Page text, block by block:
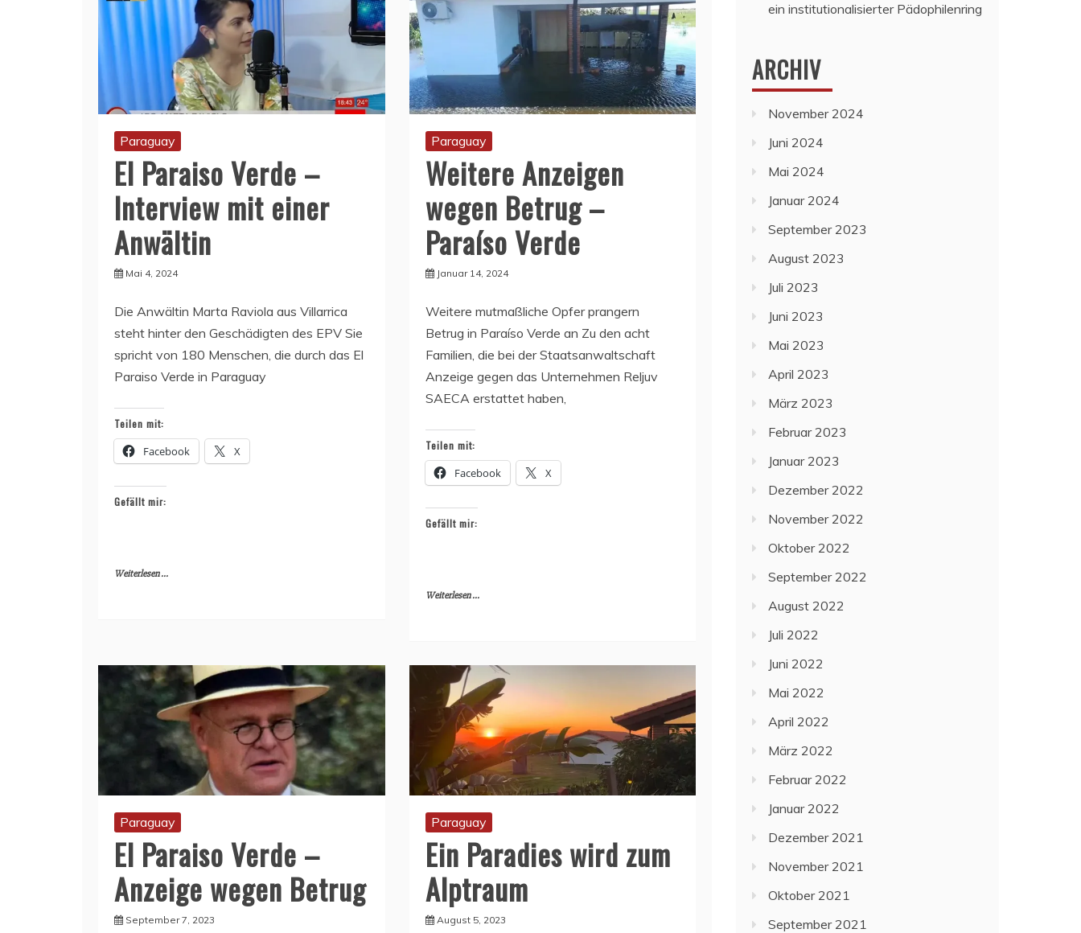
Paraguay
El Paraiso Verde –
Interview mit einer
Anwältin
Mai 4, 2024
Die Anwältin Marta Raviola aus Villarrica
steht hinter den Geschädigten des EPV Sie
spricht von 180 Menschen, die durch das El
Paraiso Verde in Paraguay
Teilen mit:
Facebook X
Gefällt mir:
Weiterlesen ...
Paraguay
Weitere Anzeigen
wegen Betrug –
Paraíso Verde
Januar 14, 2024
Weitere mutmaßliche Opfer prangern
Betrug in Paraíso Verde an Zu den acht
Familien, die bei der Staatsanwaltschaft
Anzeige gegen das Unternehmen Reljuv
SAECA erstattet haben,
Teilen mit:
Facebook X
Gefällt mir:
Weiterlesen ...
Paraguay
El Paraiso Verde –
Anzeige wegen Betrug
September 7, 2023
Paraguay
Ein Paradies wird zum
Alptraum
August 5, 2023
ein institutionalisierter Pädophilenring
ARCHIV
November 2024
Juni 2024
Mai 2024
Januar 2024
September 2023
August 2023
Juli 2023
Juni 2023
Mai 2023
April 2023
März 2023
Februar 2023
Januar 2023
Dezember 2022
November 2022
Oktober 2022
September 2022
August 2022
Juli 2022
Juni 2022
Mai 2022
April 2022
März 2022
Februar 2022
Januar 2022
Dezember 2021
November 2021
Oktober 2021
September 2021